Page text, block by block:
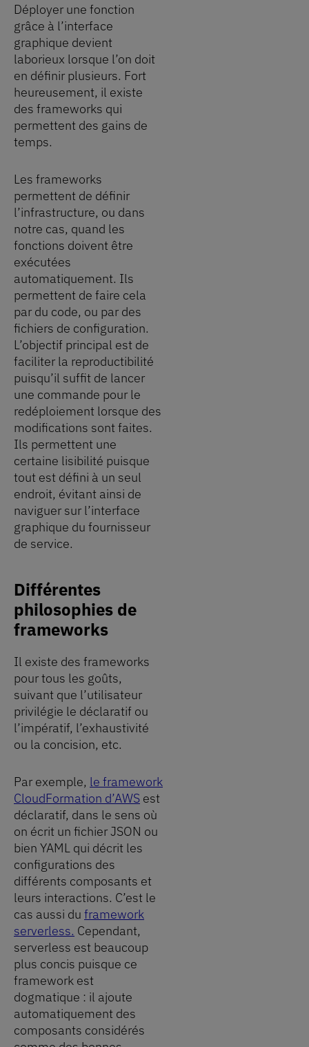
Déployer une fonction
grâce à l’interface
graphique devient
laborieux lorsque l’on doit
en définir plusieurs. Fort
heureusement, il existe
des frameworks qui
permettent des gains de
temps.
Les frameworks
permettent de définir
l’infrastructure, ou dans
notre cas, quand les
fonctions doivent être
exécutées
automatiquement. Ils
permettent de faire cela
par du code, ou par des
fichiers de configuration.
L’objectif principal est de
faciliter la reproductibilité
puisqu’il suffit de lancer
une commande pour le
redéploiement lorsque des
modifications sont faites.
Ils permettent une
certaine lisibilité puisque
tout est défini à un seul
endroit, évitant ainsi de
naviguer sur l’interface
graphique du fournisseur
de service.
Différentes
philosophies de
frameworks
Il existe des frameworks
pour tous les goûts,
suivant que l’utilisateur
privilégie le déclaratif ou
l’impératif, l’exhaustivité
ou la concision, etc.
Par exemple, le framework
CloudFormation d’AWS est
déclaratif, dans le sens où
on écrit un fichier JSON ou
bien YAML qui décrit les
configurations des
différents composants et
leurs interactions. C’est le
cas aussi du framework
serverless. Cependant,
serverless est beaucoup
plus concis puisque ce
framework est
dogmatique : il ajoute
automatiquement des
composants considérés